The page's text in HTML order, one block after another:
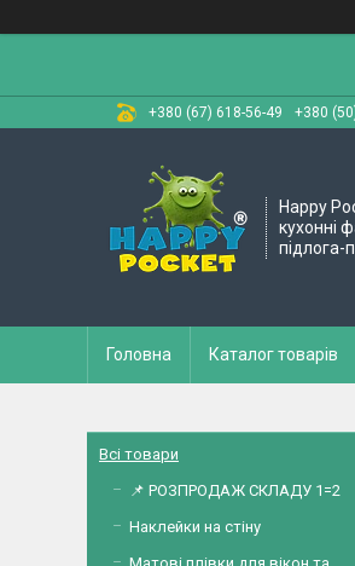
+380 (67) 618-56-49 +380
Happy
кухонні
підлога-
Головна Каталог товарів
Всі товари
📌 РОЗПРОДАЖ СКЛАДУ 1=2
Наклейки на стіну